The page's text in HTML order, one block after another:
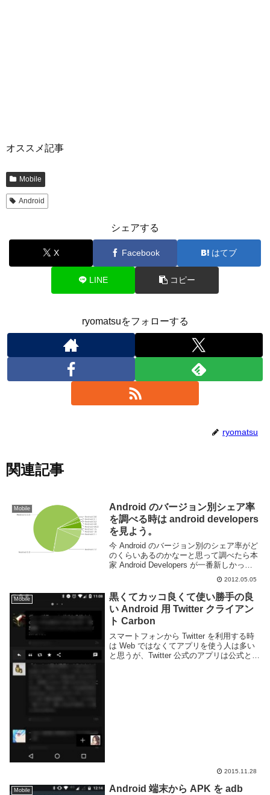
オススメ記事
Mobile
Android
シェアする
X Facebook はてブ
LINE コピー
ryomatsuをフォローする
ryomatsu
関連記事
Mobile
Android のバージョン別シェア率
を調べる時は android developers
を見よう。
今 Android のバージョン別のシェア率がど
のくらいあるのかなーと思って調べたら本
家 Android Developers が一番新しかっ
た。現時点では 2.3.3 >>> 2.2 > 2.1 >
4.0.3 > その他 という感じ。ま...
2012.05.05
Mobile
黒くてカッコ良くて使い勝手の良
い Android 用 Twitter クライアン
ト Carbon
スマートフォンから Twitter を利用する時
は Web ではなくてアプリを使う人は多い
と思うが、Twitter 公式のアプリは公式とは
2015.11.28
Mobile
Android 端末から APK を adb